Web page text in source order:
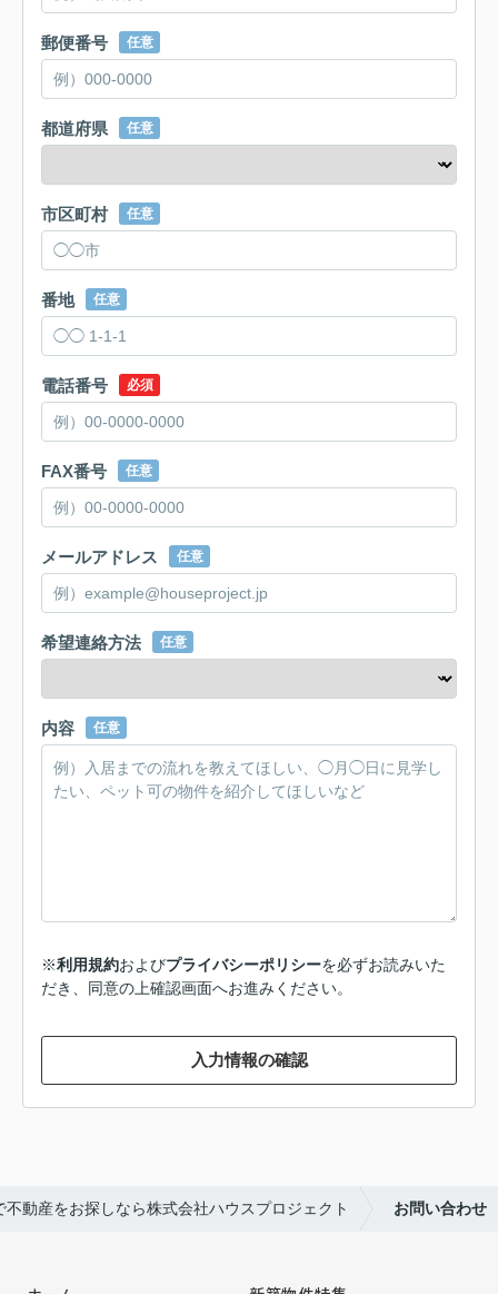
郵便番号 任意
都道府県 任意
市区町村 任意
番地 任意
電話番号 必須
FAX番号 任意
メールアドレス 任意
希望連絡方法 任意
内容 任意
※利用規約およびプライバシーポリシーを必ずお読みいた
だき、同意の上確認画面へお進みください。
入力情報の確認
不動産をお探しなら株式会社ハウスプロジェクト お問い合わせ